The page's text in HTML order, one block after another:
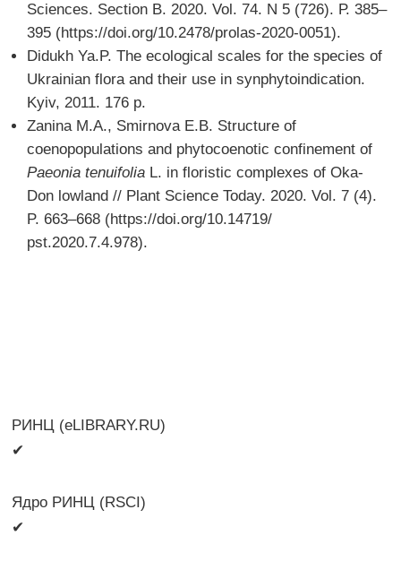
Sciences. Section B. 2020. Vol. 74. N 5 (726). Р. 385–
395 (https://doi.org/10.2478/prolas-2020-0051).
Didukh Ya.P. The ecological scales for the species of
Ukrainian flora and their use in synphytoindication.
Kyiv, 2011. 176 p.
Zanina M.A., Smirnova E.B. Structure of
coenopopulations and phytocoenotic confinement of
Paeonia tenuifolia L. in floristic complexes of Oka-
Don lowland // Plant Science Today. 2020. Vol. 7 (4).
P. 663–668 (https://doi.org/10.14719/
pst.2020.7.4.978).
РИНЦ (eLIBRARY.RU)
✔
Ядро РИНЦ (RSCI)
✔